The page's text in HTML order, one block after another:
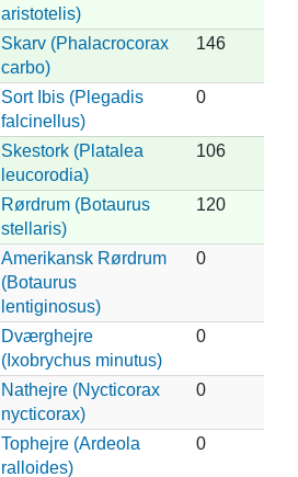
aristotelis)
Skarv (Phalacrocorax
carbo)
146
Sort Ibis (Plegadis
falcinellus)
0
Skestork (Platalea
leucorodia)
106
Rørdrum (Botaurus
stellaris)
120
Amerikansk Rørdrum
(Botaurus
lentiginosus)
0
Dværghejre
(Ixobrychus minutus)
0
Nathejre (Nycticorax
nycticorax)
0
Tophejre (Ardeola
ralloides)
0